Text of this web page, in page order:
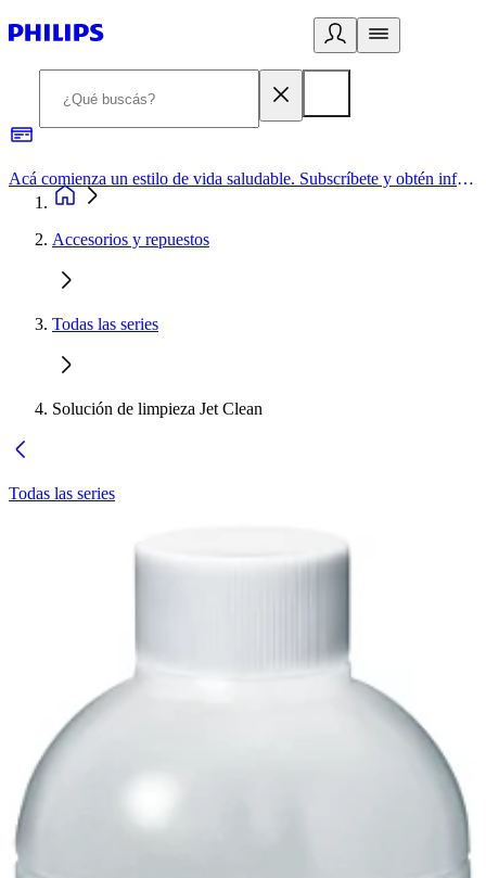
Acá comienza un estilo de vida saludable. Subscríbete y obtén información de primera mano
Accesorios y repuestos
Todas las series
Solución de limpieza Jet Clean
Todas las series